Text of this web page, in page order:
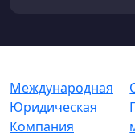
Международная
Юридическая
Компания